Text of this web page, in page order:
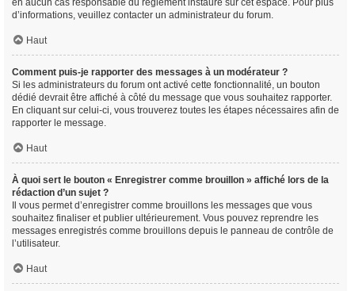
en aucun cas responsable du règlement instauré sur cet espace. Pour plus
d’informations, veuillez contacter un administrateur du forum.
Haut
Comment puis-je rapporter des messages à un modérateur ?
Si les administrateurs du forum ont activé cette fonctionnalité, un bouton
dédié devrait être affiché à côté du message que vous souhaitez rapporter.
En cliquant sur celui-ci, vous trouverez toutes les étapes nécessaires afin de
rapporter le message.
Haut
À quoi sert le bouton « Enregistrer comme brouillon » affiché lors de la
rédaction d’un sujet ?
Il vous permet d’enregistrer comme brouillons les messages que vous
souhaitez finaliser et publier ultérieurement. Vous pouvez reprendre les
messages enregistrés comme brouillons depuis le panneau de contrôle de
l’utilisateur.
Haut